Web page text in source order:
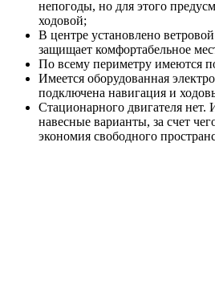
непогоды, но для этого
ходовой;
В центре установлено
защищает комфортабельное
По всему периметру имеются
Имеется оборудованная
подключена навигация и
Стационарного двигателя нет.
навесные варианты, за счет
экономия свободного